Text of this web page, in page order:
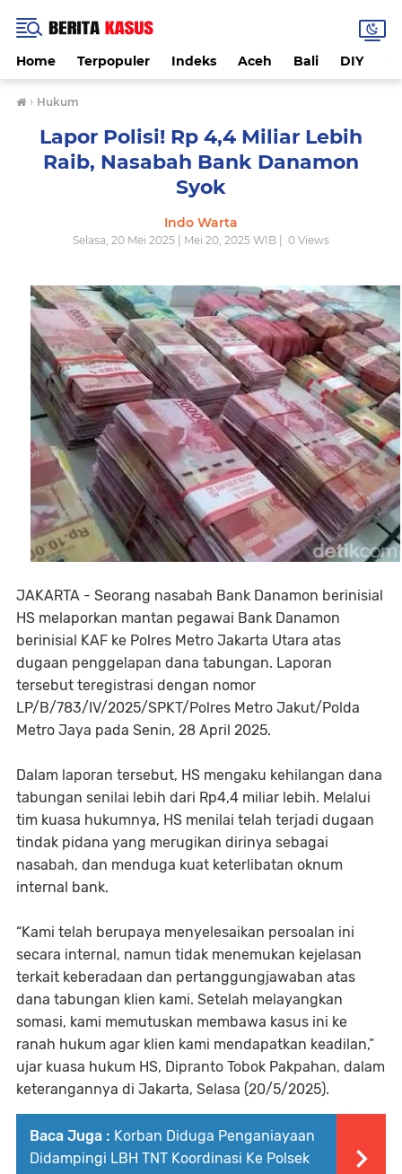
Home Terpopuler Indeks Aceh Bali DIY
› Hukum
Lapor Polisi! Rp 4,4 Miliar Lebih
Raib, Nasabah Bank Danamon
Syok
Indo Warta
Selasa, 20 Mei 2025 | Mei 20, 2025 WIB | 0 Views
JAKARTA - Seorang nasabah Bank Danamon berinisial
HS melaporkan mantan pegawai Bank Danamon
berinisial KAF ke Polres Metro Jakarta Utara atas
dugaan penggelapan dana tabungan. Laporan
tersebut teregistrasi dengan nomor
LP/B/783/IV/2025/SPKT/Polres Metro Jakut/Polda
Metro Jaya pada Senin, 28 April 2025.
Dalam laporan tersebut, HS mengaku kehilangan dana
tabungan senilai lebih dari Rp4,4 miliar lebih. Melalui
tim kuasa hukumnya, HS menilai telah terjadi dugaan
tindak pidana yang merugikan dirinya sebagai
nasabah, dan menduga kuat keterlibatan oknum
internal bank.
“Kami telah berupaya menyelesaikan persoalan ini
secara internal, namun tidak menemukan kejelasan
terkait keberadaan dan pertanggungjawaban atas
dana tabungan klien kami. Setelah melayangkan
somasi, kami memutuskan membawa kasus ini ke
ranah hukum agar klien kami mendapatkan keadilan,”
ujar kuasa hukum HS, Dipranto Tobok Pakpahan, dalam
keterangannya di Jakarta, Selasa (20/5/2025).
Baca Juga : Korban Diduga Penganiayaan
Didampingi LBH TNT Koordinasi Ke Polsek